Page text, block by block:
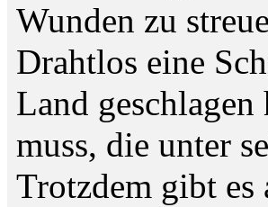
Wunden zu
Drahtlos eine
Land geschlagen
muss, die unter
Trotzdem gibt es